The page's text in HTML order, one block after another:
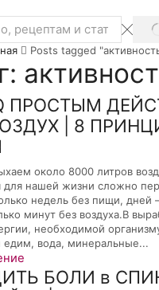
Posts tagged
ПРОСТЫМ
| 8
около 8000 литров
для нашей жизни сложно
недель без пищи, дней
минут без воздуха.В
необходимой
вода, минеральные...
БОЛИ в